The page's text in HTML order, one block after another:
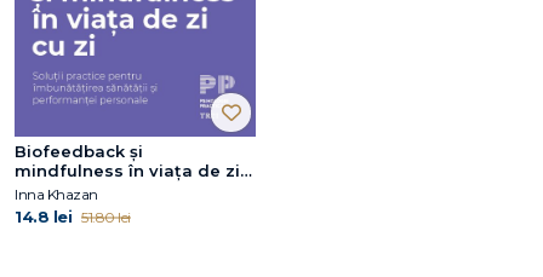
Biofeedback și
mindfulness în viața de zi
cu zi. Soluții practice pentru
îmbunătățirea sănătății și
performanței personale
Inna Khazan
14.8 lei 51.80 lei